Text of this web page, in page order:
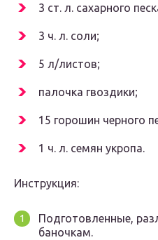
3 ст. л. сахарного
3 ч. л. соли;
5 л/листов;
палочка гвоздики;
15 горошин черного
1 ч. л. семян укропа.
Инструкция:
Подготовленные,
баночкам.